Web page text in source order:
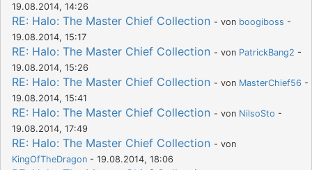
19.08.2014, 14:26
RE: Halo: The Master Chief Collection - von boogiboss -
19.08.2014, 15:17
RE: Halo: The Master Chief Collection - von PatrickBang2 -
19.08.2014, 15:26
RE: Halo: The Master Chief Collection - von MasterChief56 -
19.08.2014, 15:41
RE: Halo: The Master Chief Collection - von NilsoSto -
19.08.2014, 17:49
RE: Halo: The Master Chief Collection - von
KingOfTheDragon - 19.08.2014, 18:06